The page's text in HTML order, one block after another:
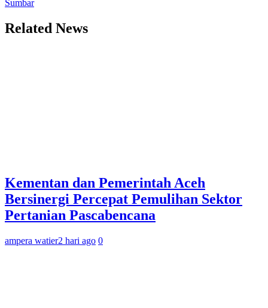
Sumbar
Related News
Kementan dan Pemerintah Aceh
Bersinergi Percepat Pemulihan Sektor
Pertanian Pascabencana
ampera watier2 hari ago 0